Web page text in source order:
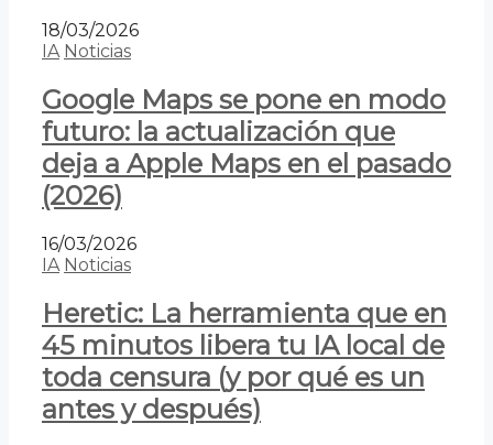
18/03/2026
IA Noticias
Google Maps se pone en modo
futuro: la actualización que
deja a Apple Maps en el pasado
(2026)
16/03/2026
IA Noticias
Heretic: La herramienta que en
45 minutos libera tu IA local de
toda censura (y por qué es un
antes y después)